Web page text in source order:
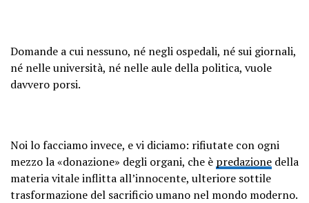
Domande a cui nessuno, né negli ospedali, né sui giornali,
né nelle università, né nelle aule della politica, vuole
davvero porsi.
Noi lo facciamo invece, e vi diciamo: rifiutate con ogni
mezzo la «donazione» degli organi, che è predazione della
materia vitale inflitta all’innocente, ulteriore sottile
trasformazione del sacrificio umano nel mondo moderno.